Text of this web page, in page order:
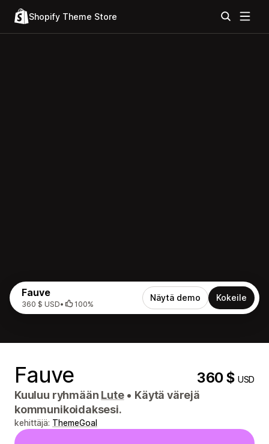
Shopify Theme Store
Fauve
360 $ USD• 100%
Näytä demo Kokeile
Fauve 360 $USD
Kuuluu ryhmään Lute • Käytä värejä
kommunikoidaksesi.
kehittäjä: ThemeGoal